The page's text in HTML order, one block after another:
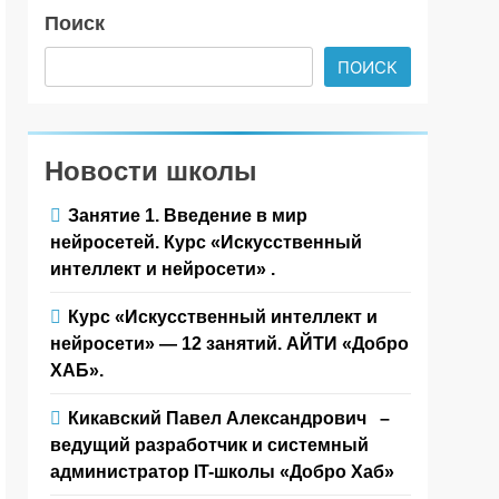
Поиск
ПОИСК
Новости школы
Занятие 1. Введение в мир
нейросетей. Курс «Искусственный
интеллект и нейросети» .
Курс «Искусственный интеллект и
нейросети» — 12 занятий. АЙТИ «Добро
ХАБ».
Кикавский Павел Александрович –
ведущий разработчик и системный
администратор IT-школы «Добро Хаб»